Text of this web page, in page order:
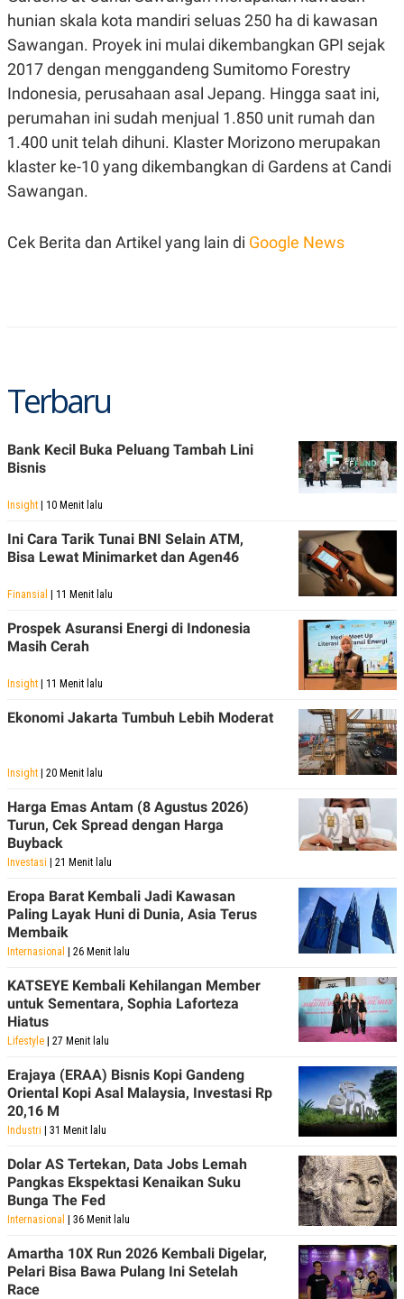
hunian skala kota mandiri seluas 250 ha di kawasan
Sawangan. Proyek ini mulai dikembangkan GPI sejak
2017 dengan menggandeng Sumitomo Forestry
Indonesia, perusahaan asal Jepang. Hingga saat ini,
perumahan ini sudah menjual 1.850 unit rumah dan
1.400 unit telah dihuni. Klaster Morizono merupakan
klaster ke-10 yang dikembangkan di Gardens at Candi
Sawangan.
Cek Berita dan Artikel yang lain di Google News
Terbaru
Bank Kecil Buka Peluang Tambah Lini
Bisnis
Insight | 10 Menit lalu
Ini Cara Tarik Tunai BNI Selain ATM,
Bisa Lewat Minimarket dan Agen46
Finansial | 11 Menit lalu
Prospek Asuransi Energi di Indonesia
Masih Cerah
Insight | 11 Menit lalu
Ekonomi Jakarta Tumbuh Lebih Moderat
Insight | 20 Menit lalu
Harga Emas Antam (8 Agustus 2026)
Turun, Cek Spread dengan Harga
Buyback
Investasi | 21 Menit lalu
Eropa Barat Kembali Jadi Kawasan
Paling Layak Huni di Dunia, Asia Terus
Membaik
Internasional | 26 Menit lalu
KATSEYE Kembali Kehilangan Member
untuk Sementara, Sophia Laforteza
Hiatus
Lifestyle | 27 Menit lalu
Erajaya (ERAA) Bisnis Kopi Gandeng
Oriental Kopi Asal Malaysia, Investasi Rp
20,16 M
Industri | 31 Menit lalu
Dolar AS Tertekan, Data Jobs Lemah
Pangkas Ekspektasi Kenaikan Suku
Bunga The Fed
Internasional | 36 Menit lalu
Amartha 10X Run 2026 Kembali Digelar,
Pelari Bisa Bawa Pulang Ini Setelah
Race